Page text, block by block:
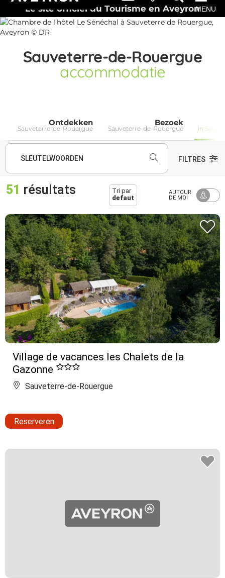
Le site officiel du Tourisme en AveyronMENU
Sauveterre-de-Rouergue
accommodatie
Ontdekken
Sauveterre-de-Rouergue
Bezoek
Sauveterre-de-Rouergue in
SLEUTELWOORDEN FILTRES
51 résultats
Tri par
defaut
AUTOUR
DE MOI
Village de vacances les Chalets de la
Gazonne
Sauveterre-de-Rouergue
Reserveren